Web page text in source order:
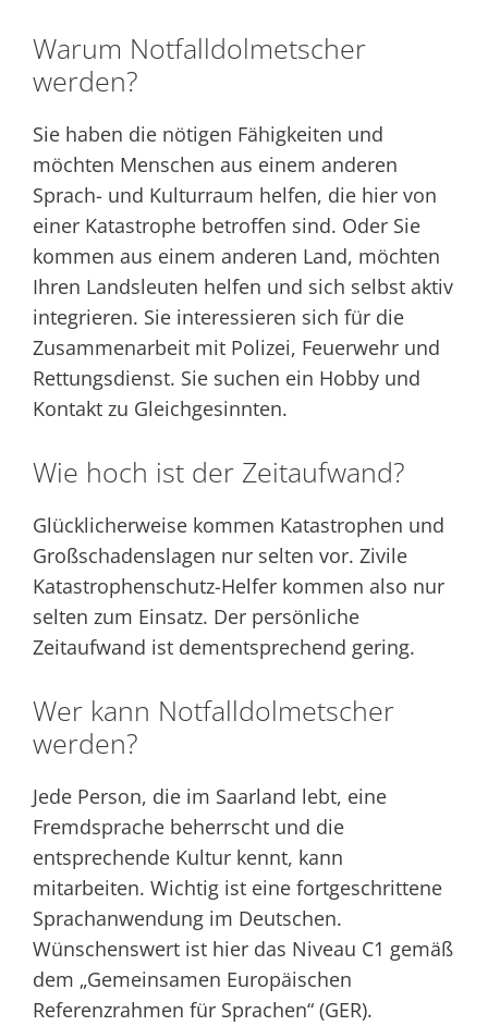
Warum Notfalldolmetscher
werden?
Sie haben die nötigen Fähigkeiten und
möchten Menschen aus einem anderen
Sprach- und Kulturraum helfen, die hier von
einer Katastrophe betroffen sind. Oder Sie
kommen aus einem anderen Land, möchten
Ihren Landsleuten helfen und sich selbst aktiv
integrieren. Sie interessieren sich für die
Zusammenarbeit mit Polizei, Feuerwehr und
Rettungsdienst. Sie suchen ein Hobby und
Kontakt zu Gleichgesinnten.
Wie hoch ist der Zeitaufwand?
Glücklicherweise kommen Katastrophen und
Großschadenslagen nur selten vor. Zivile
Katastrophenschutz-Helfer kommen also nur
selten zum Einsatz. Der persönliche
Zeitaufwand ist dementsprechend gering.
Wer kann Notfalldolmetscher
werden?
Jede Person, die im Saarland lebt, eine
Fremdsprache beherrscht und die
entsprechende Kultur kennt, kann
mitarbeiten. Wichtig ist eine fortgeschrittene
Sprachanwendung im Deutschen.
Wünschenswert ist hier das Niveau C1 gemäß
dem „Gemeinsamen Europäischen
Referenzrahmen für Sprachen“ (GER).